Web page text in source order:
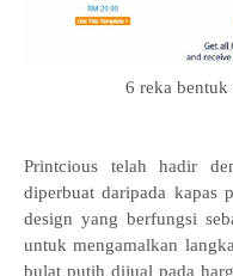
6 reka
Printcious telah hadir
diperbuat daripada kapas
design yang berfungsi
untuk mengamalkan
bulat putih dijual pada